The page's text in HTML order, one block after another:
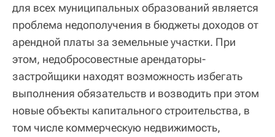
для всех муниципальных образований является
проблема недополучения в бюджеты доходов от
арендной платы за земельные участки. При
этом, недобросовестные арендаторы-
застройщики находят возможность избегать
выполнения обязательств и возводить при этом
новые объекты капитального строительства, в
том числе коммерческую недвижимость,